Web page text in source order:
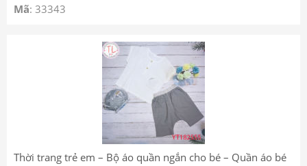
Mã: 33343
Thời trang trẻ em – Bộ áo quần ngắn cho bé – Quần áo bé